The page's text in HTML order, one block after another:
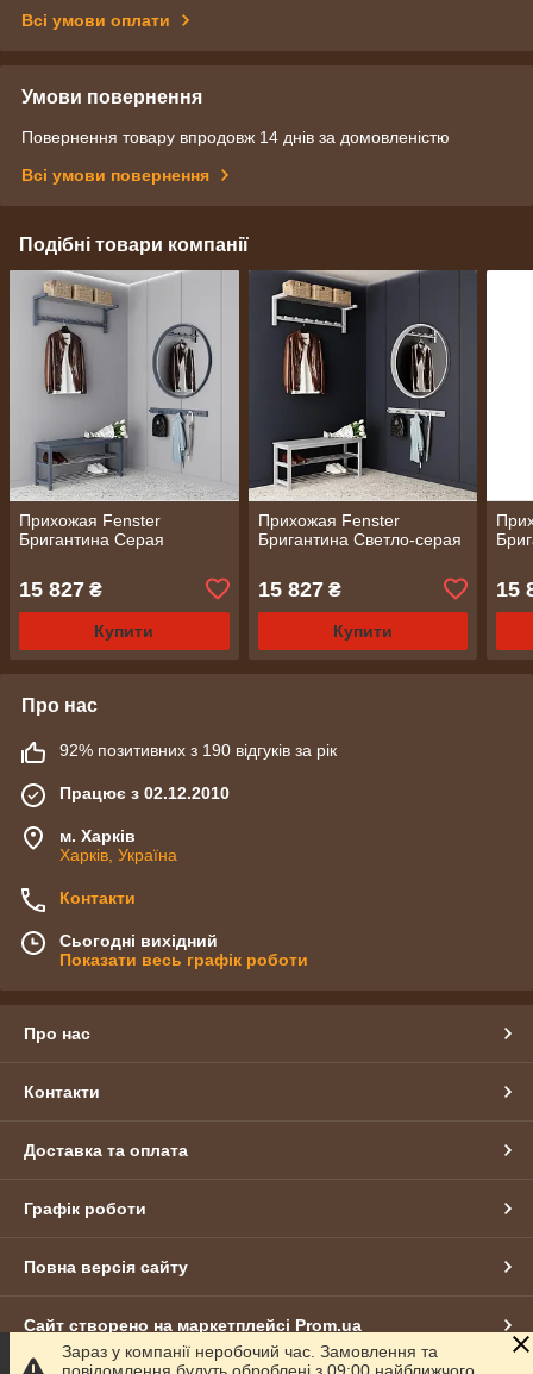
Всі умови оплати
Умови повернення
Повернення товару впродовж 14 днів за домовленістю
Всі умови повернення
Подібні товари компанії
Прихожая Fenster
Бригантина Серая
15 827 ₴
Купити
Прихожая Fenster
Бригантина Светло-серая
15 827₴
Купити
15
Про нас
92% позитивних з 190 відгуків за рік
Працює з 02.12.2010
м. Харків
Харків, Україна
Контакти
Сьогодні вихідний
Показати весь графік роботи
Про нас
Контакти
Доставка та оплата
Графік роботи
Повна версія сайту
Сайт створено на маркетплейсі Prom.ua
Зараз у компанії неробочий час. Замовлення та